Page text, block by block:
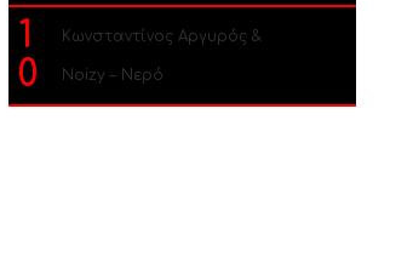
1
0
Κωνσταντίνος Αργυρός &
Noizy – Νερό